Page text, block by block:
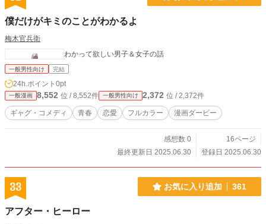
僕だけがキミのことがわかるよ
梅木官兵衛
わかって欲しい男子＆女子の話
一般男性向け 完結
24h.ポイント 0pt
一般漫画 8,552 位 / 8,552件 一般男性向け 2,372 位 / 2,372件
ギャグ・コメディ 青春 恋愛 フルカラー 漫画ダービー
感想数 0
16ページ
最終更新日 2025.06.30
登録日 2025.06.30
33 お気に入り追加 361
アフター・ヒーロー